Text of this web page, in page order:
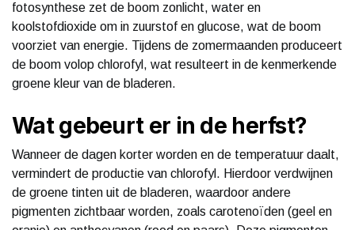
fotosynthese zet de boom zonlicht, water en
koolstofdioxide om in zuurstof en glucose, wat de boom
voorziet van energie. Tijdens de zomermaanden produceert
de boom volop chlorofyl, wat resulteert in de kenmerkende
groene kleur van de bladeren.
Wat gebeurt er in de herfst?
Wanneer de dagen korter worden en de temperatuur daalt,
vermindert de productie van chlorofyl. Hierdoor verdwijnen
de groene tinten uit de bladeren, waardoor andere
pigmenten zichtbaar worden, zoals carotenoïden (geel en